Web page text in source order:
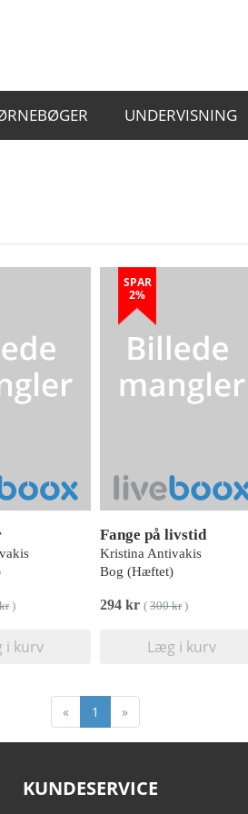
UNDERVISNING
)
i kurv
SPAR
2%
Fange på livstid
Kristina Antivakis
Bog (Hæftet)
294 kr ( 300 kr)
Læg i kurv
« 1 »
KUNDESERVICE